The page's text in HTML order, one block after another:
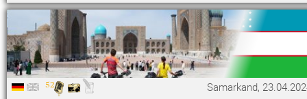
52
Samarkand,